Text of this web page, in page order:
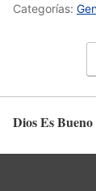
Categorías:
Dios Es Bueno